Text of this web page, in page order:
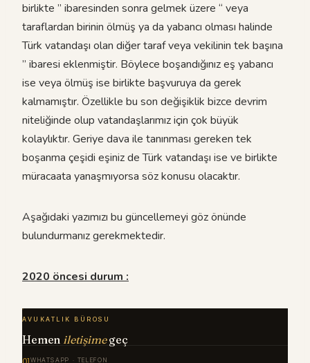
birlikte ” ibaresinden sonra gelmek üzere “ veya
taraflardan birinin ölmüş ya da yabancı olması halinde
Türk vatandaşı olan diğer taraf veya vekilinin tek başına
” ibaresi eklenmiştir. Böylece boşandığınız eş yabancı
ise veya ölmüş ise birlikte başvuruya da gerek
kalmamıştır. Özellikle bu son değişiklik bizce devrim
niteliğinde olup vatandaşlarımız için çok büyük
kolaylıktır. Geriye dava ile tanınması gereken tek
boşanma çeşidi eşiniz de Türk vatandaşı ise ve birlikte
müracaata yanaşmıyorsa söz konusu olacaktır.
Aşağıdaki yazımızı bu güncellemeyi göz önünde
bulundurmanız gerekmektedir.
2020 öncesi durum :
AVUKATLIK BÜROSU
Hemen iletişimegeç
WHATSAPP · TELEFON